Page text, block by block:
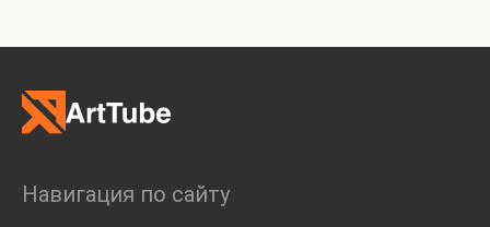
Дискуссия
Пост-релиз
Пресс-конференция
Ярмарка
Навигация по сайту